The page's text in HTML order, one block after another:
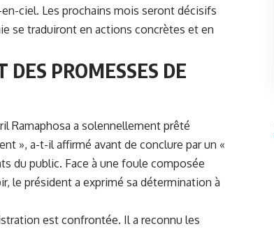
ciel. Les prochains mois seront décisifs
se traduiront en actions concrètes et en
PROMESSES DE
Ramaphosa a solennellement prêté
», a-t-il affirmé avant de conclure par un «
du public. Face à une foule composée
le président a exprimé sa détermination à
est confrontée. Il a reconnu les